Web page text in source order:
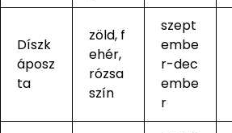
Díszk
áposz
ta
zöld, f
ehér,
rózsa
szín
szept
embe
r-dec
embe
r